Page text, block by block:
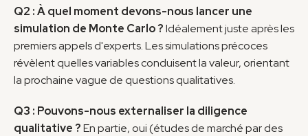
Q2 : À quel moment devons-nous lancer une
simulation de Monte Carlo ? Idéalement juste après les
premiers appels d'experts. Les simulations précoces
révèlent quelles variables conduisent la valeur, orientant
la prochaine vague de questions qualitatives.
Q3 : Pouvons-nous externaliser la diligence
qualitative ? En partie, oui (études de marché par des